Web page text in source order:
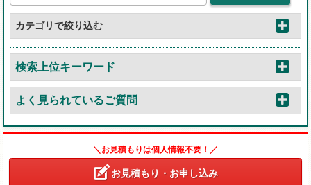
カテゴリで絞り込む
検索上位キーワード
よく見られているご質問
＼お見積もりは個人情報不要！／
お見積もり・お申し込み